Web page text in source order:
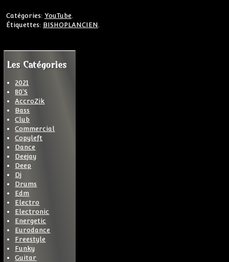
Catégories: YouTube.
Étiquettes: BISHOPLANCIEN.
Les Catégories
2021
80'S
AccroZik
Bass
Club
Commercial
Copyleft
Dance
Deejay
Deep
Dj
Drums
Edm
Electro
Electronic
Energetic
Eurodance
Freestyle
Funky
Guitar